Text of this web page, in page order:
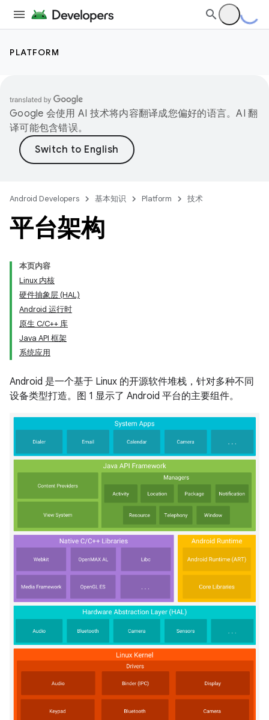
PLATFORM
Google 会使用 AI 技术将内容翻译成您偏好的语言。AI 翻
译可能包含错误。
Android Developers 基本知识 Platform 技术
平台架构
本页内容
Linux 内核
硬件抽象层 (HAL)
Android 运行时
原生 C/C++ 库
Java API 框架
系统应用
Android 是一个基于 Linux 的开源软件堆栈，针对多种不同
设备类型打造。图 1 显示了 Android 平台的主要组件。